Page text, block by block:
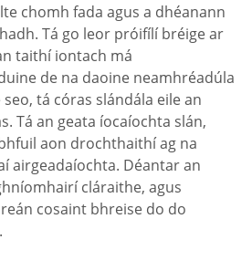
chomh fada agus a dhéanann
Tá go leor próifílí bréige ar
taithí iontach má
de na daoine neamhréadúla
tá córas slándála eile an
Tá an geata íocaíochta slán,
aon drochthaithí ag na
airgeadaíochta. Déantar an
cláraithe, agus
cosaint bhreise do do